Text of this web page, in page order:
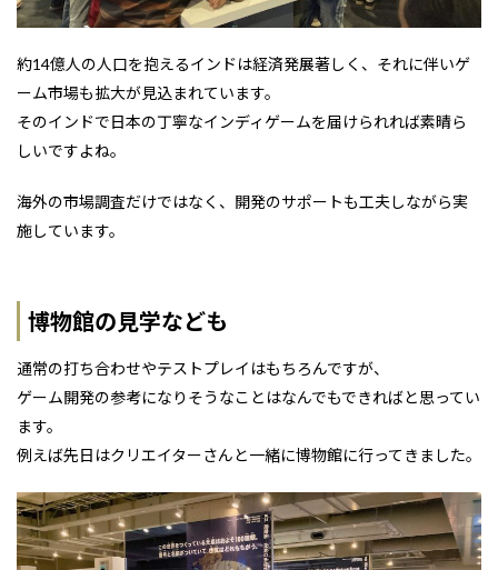
約14億人の人口を抱えるインドは経済発展著しく、それに伴いゲ
ーム市場も拡大が見込まれています。
そのインドで日本の丁寧なインディゲームを届けられれば素晴ら
しいですよね。
海外の市場調査だけではなく、開発のサポートも工夫しながら実
施しています。
博物館の見学なども
通常の打ち合わせやテストプレイはもちろんですが、
ゲーム開発の参考になりそうなことはなんでもできればと思ってい
ます。
例えば先日はクリエイターさんと一緒に博物館に行ってきました。